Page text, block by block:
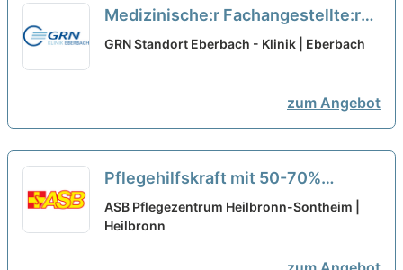
Medizinische:r Fachangestellte:r
(m/w/d) für die internistische
GRN Standort Eberbach - Klinik | Eberbach
zum Angebot
Pflegehilfskraft mit 50-70%
Stundenumfang (m/w/d) in Teilzeit
- Wir suchen Verstärkung!
ASB Pflegezentrum Heilbronn-Sontheim |
Heilbronn